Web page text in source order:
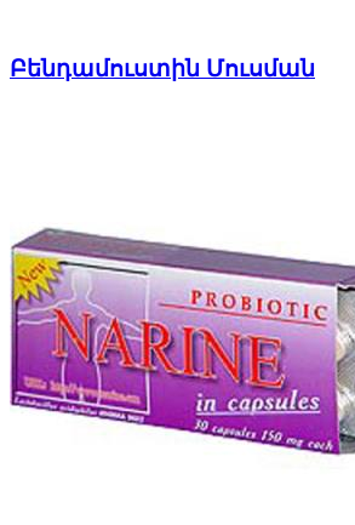
Բենդամուստին Մուսման